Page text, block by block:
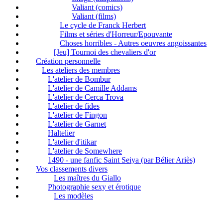
Valiant (comics)
Valiant (films)
Le cycle de Franck Herbert
Films et séries d'Horreur/Epouvante
Choses horribles - Autres oeuvres angoissantes
[Jeu] Tournoi des chevaliers d'or
Création personnelle
Les ateliers des membres
L'atelier de Bombur
L'atelier de Camille Addams
L'atelier de Cerca Trova
L'atelier de fides
L'atelier de Fingon
L'atelier de Garnet
Haltelier
L'atelier d'itikar
L'atelier de Somewhere
1490 - une fanfic Saint Seiya (par Bélier Ariès)
Vos classements divers
Les maîtres du Giallo
Photographie sexy et érotique
Les modèles